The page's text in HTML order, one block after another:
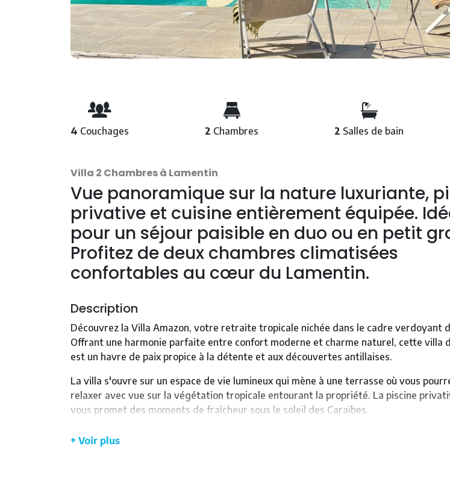
4 Couchages 2 Chambres 2 Salles de bain
Villa 2 Chambres à Lamentin
Vue panoramique sur la nature luxuriante,
privative et cuisine entièrement équipée.
pour un séjour paisible en duo ou en petit
Profitez de deux chambres climatisées
confortables au cœur du Lamentin.
Description
Découvrez la Villa Amazon, votre retraite tropicale nichée dans le cadre verdoyant
Offrant une harmonie parfaite entre confort moderne et charme naturel, cette villa
est un havre de paix propice à la détente et aux découvertes antillaises.
La villa s'ouvre sur un espace de vie lumineux qui mène à une terrasse où vous
relaxer avec vue sur la végétation tropicale entourant la propriété. La piscine
vous promet des moments de fraîcheur sous le soleil des Caraïbes.
La cuisine toute équipée invite à la convivialité culinaire avec son four, micro-ondes,
machine à café Nespresso pour vos moments de partage gourmands. Une bucolique
+ Voir plus